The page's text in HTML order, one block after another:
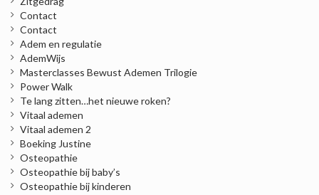
Contact
Contact
Adem en regulatie
AdemWijs
Masterclasses Bewust Ademen Trilogie
Power Walk
Te lang zitten…het nieuwe roken?
Vitaal ademen
Vitaal ademen 2
Boeking Justine
Osteopathie
Osteopathie bij baby’s
Osteopathie bij kinderen